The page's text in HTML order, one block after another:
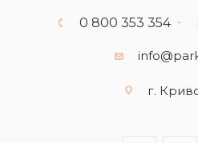
0 800 353 354
г.